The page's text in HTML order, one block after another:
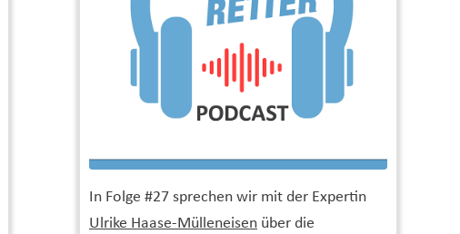
In Folge #27 sprechen wir mit der Expertin
Ulrike Haase-Mülleneisen über die